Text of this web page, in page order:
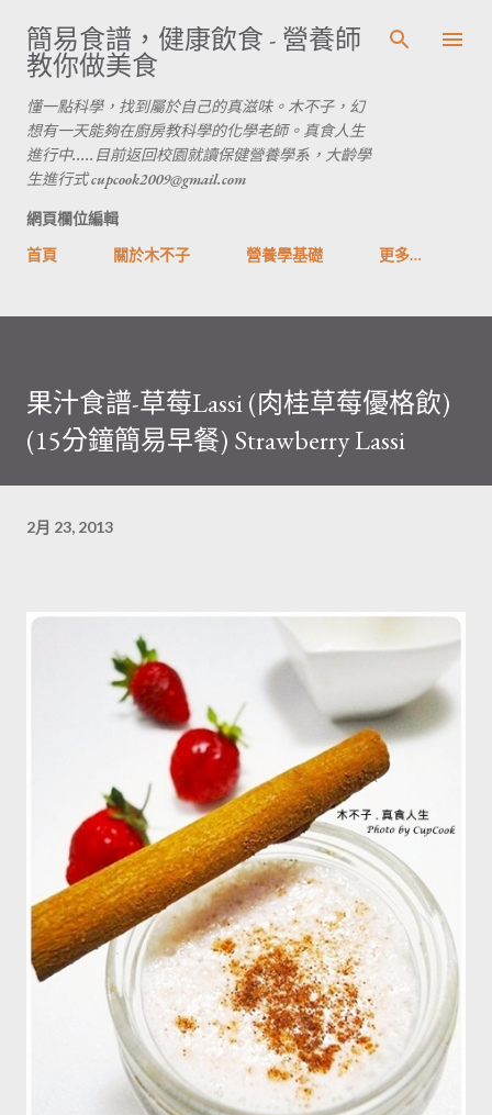
跳到主要內容
簡易食譜，健康飲食 - 營養師
教你做美食
懂一點科學，找到屬於自己的真滋味。木不子，幻
想有一天能夠在廚房教科學的化學老師。真食人生
進行中.....目前返回校園就讀保健營養學系，大齡學
生進行式 cupcook2009@gmail.com
網頁欄位編輯
首頁
關於木不子 營養學基礎 更多…
果汁食譜-草莓Lassi (肉桂草莓優格飲)
(15分鐘簡易早餐) Strawberry Lassi
2月 23, 2013